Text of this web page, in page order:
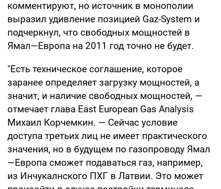
комментируют, но источник в монополии
выразил удивление позицией Gaz-System и
подчеркнул, что свободных мощностей в
Ямал—Европа на 2011 год точно не будет.
"Есть техническое соглашение, которое
заранее определяет загрузку мощностей, а
значит, и наличие свободных мощностей, —
отмечает глава East European Gas Analysis
Михаил Корчемкин. — Сейчас условие
доступа третьих лиц не имеет практического
значения, но в будущем по газопроводу Ямал
—Европа сможет подаваться газ, например,
из Инчукалнского ПХГ в Латвии. Это может